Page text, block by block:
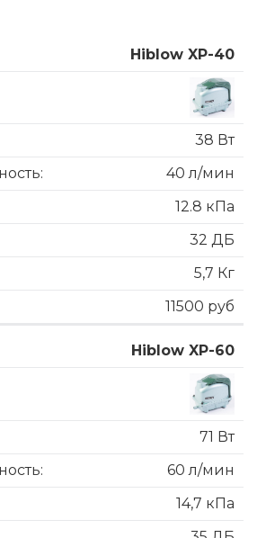
Hiblow XP-40
38 Вт
40 л/мин
12.8 кПа
32 ДБ
5,7 Кг
11500 руб
Hiblow XP-60
71 Вт
60 л/мин
14,7 кПа